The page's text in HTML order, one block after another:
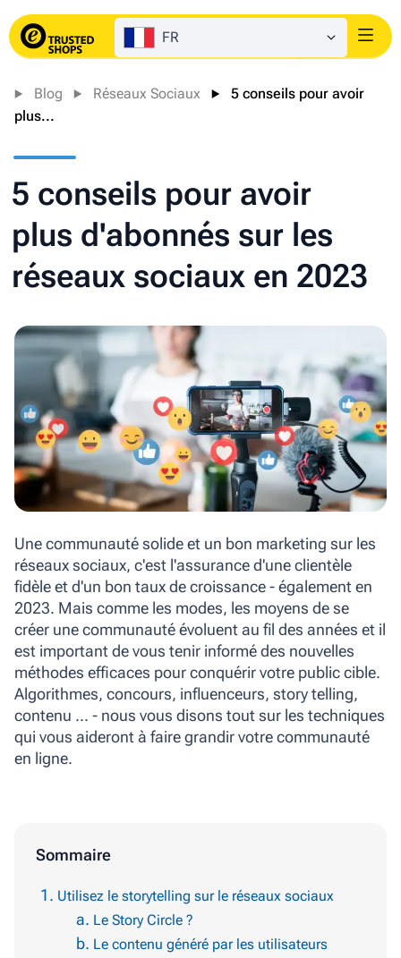
FR Login
Blog Réseaux Sociaux
5 conseils pour avoir
plus...
5 conseils pour avoir
plus d'abonnés sur les
réseaux sociaux en 2023
Une communauté solide et un bon marketing sur les
réseaux sociaux, c'est l'assurance d'une clientèle
fidèle et d'un bon taux de croissance - également en
2023. Mais comme les modes, les moyens de se
créer une communauté évoluent au fil des années et il
est important de vous tenir informé des nouvelles
méthodes efficaces pour conquérir votre public cible.
Algorithmes, concours, influenceurs, story telling,
contenu ... - nous vous disons tout sur les techniques
qui vous aideront à faire grandir votre communauté
en ligne.
Sommaire
Utilisez le storytelling sur le réseaux sociaux
Le Story Circle ?
Le contenu généré par les utilisateurs